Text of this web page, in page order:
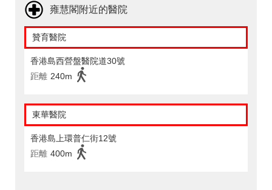
雍慧閣附近的醫院
贊育醫院
香港島西營盤醫院道30號
距離 240m
東華醫院
香港島上環普仁街12號
距離 400m